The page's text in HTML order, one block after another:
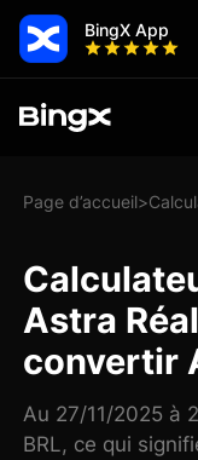
BingX App
Page d’accueil>
Astra
convertir
Au 27/11/2025 à
BRL, ce qui